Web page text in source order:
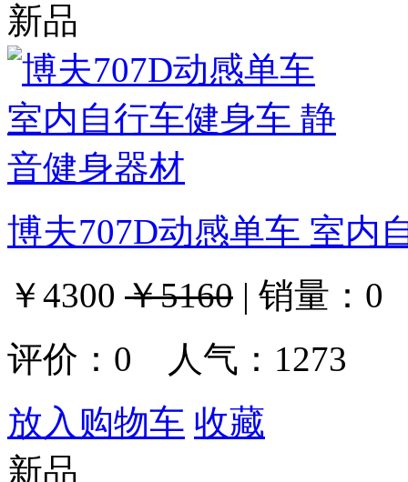
新品
博夫707D动感单车 室内
￥4300 ￥5160 | 销量： 0
评价： 0 人气：1273
放入购物车 收藏
新品